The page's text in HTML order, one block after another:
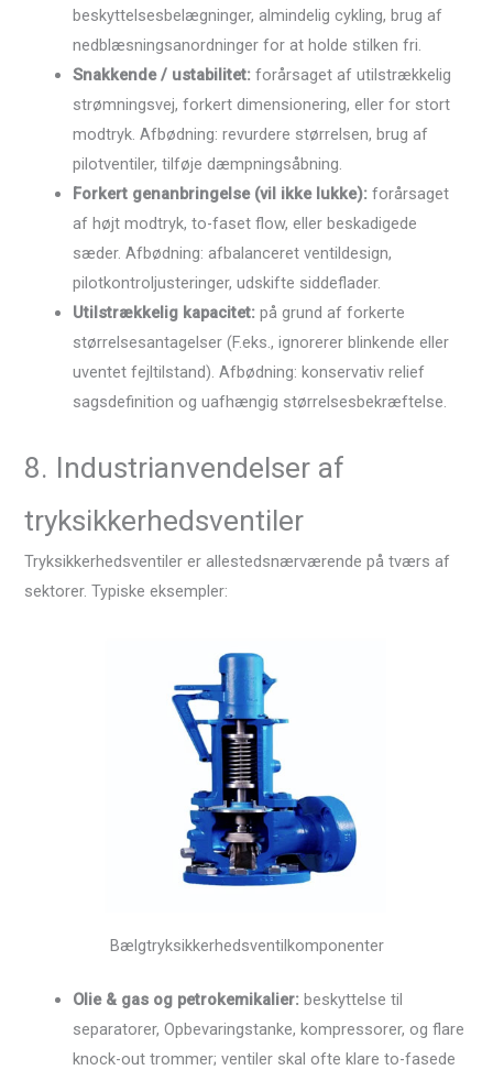
beskyttelsesbelægninger, almindelig cykling, brug af
nedblæsningsanordninger for at holde stilken fri.
Snakkende / ustabilitet: forårsaget af utilstrækkelig
strømningsvej, forkert dimensionering, eller for stort
modtryk. Afbødning: revurdere størrelsen, brug af
pilotventiler, tilføje dæmpningsåbning.
Forkert genanbringelse (vil ikke lukke): forårsaget
af højt modtryk, to-faset flow, eller beskadigede
sæder. Afbødning: afbalanceret ventildesign,
pilotkontroljusteringer, udskifte siddeflader.
Utilstrækkelig kapacitet: på grund af forkerte
størrelsesantagelser (F.eks., ignorerer blinkende eller
uventet fejltilstand). Afbødning: konservativ relief
sagsdefinition og uafhængig størrelsesbekræftelse.
8. Industrianvendelser af
tryksikkerhedsventiler
Tryksikkerhedsventiler er allestedsnærværende på tværs af
sektorer. Typiske eksempler:
Bælgtryksikkerhedsventilkomponenter
Olie & gas og petrokemikalier: beskyttelse til
separatorer, Opbevaringstanke, kompressorer, og flare
knock-out trommer; ventiler skal ofte klare to-fasede